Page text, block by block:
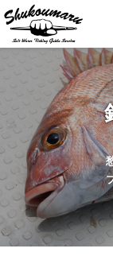
釣果とお知らせ
愁輝丸について
料金案内
アクセス
出船予定表